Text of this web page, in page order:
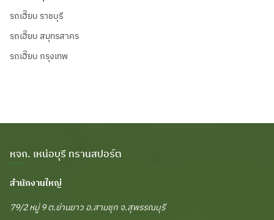
รถเฮี๊ยบ ราชบุรี
รถเฮี๊ยบ สมุทรสาคร
รถเฮี๊ยบ กรุงเทพ
หจก. เหน่อบุรี ทรานสปอร์ต
สำนักงานใหญ่
79/2 หมู่ 9 ต.ย่านยาว อ.สามชุก จ.สุพรรณบุรี